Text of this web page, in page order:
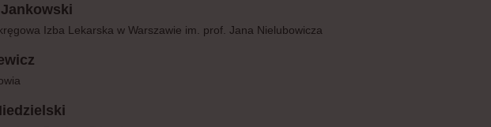
Izba Lekarska w Warszawie im. prof. Jana Nielubowicza